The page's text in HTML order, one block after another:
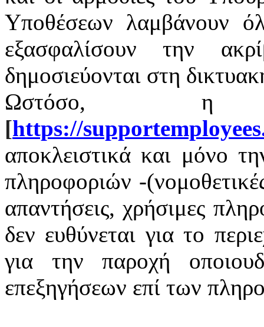
Υποθέσεων λαμβάνουν
εξασφαλίσουν την
δημοσιεύονται στη
Ωστόσο, η
[https://supportemployees
αποκλειστικά και μόνο
πληροφοριών -
απαντήσεις, χρήσιμες
δεν ευθύνεται για το
για την παροχή
επεξηγήσεων επί των